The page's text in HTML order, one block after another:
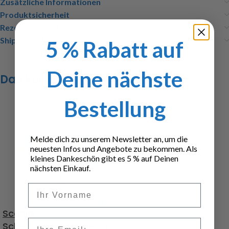
Produktsicherheit
Rezensionen (0)
Shipping & Delivery
Das könnte dir auch gefallen …
Scania
Scheinwerferplatine 7,2
5 % Rabatt auf
Deine nächste
Bestellung
Melde dich zu unserem Newsletter an, um die
neuesten Infos und Angebote zu bekommen. Als
kleines Dankeschön gibt es 5 % auf Deinen
nächsten Einkauf.